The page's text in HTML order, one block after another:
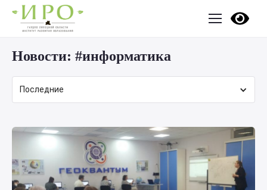
Новости: #информатика
Последние